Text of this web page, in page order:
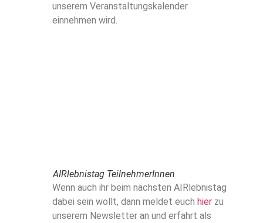
unserem Veranstaltungskalender
einnehmen wird.
AIRlebnistag TeilnehmerInnen
Wenn auch ihr beim nächsten AIRlebnistag
dabei sein wollt, dann meldet euchhier zu
unserem Newsletter an und erfahrt als